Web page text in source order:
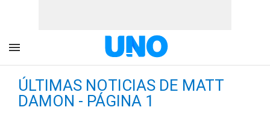
ÚLTIMAS NOTICIAS DE MATT
DAMON - PÁGINA 1